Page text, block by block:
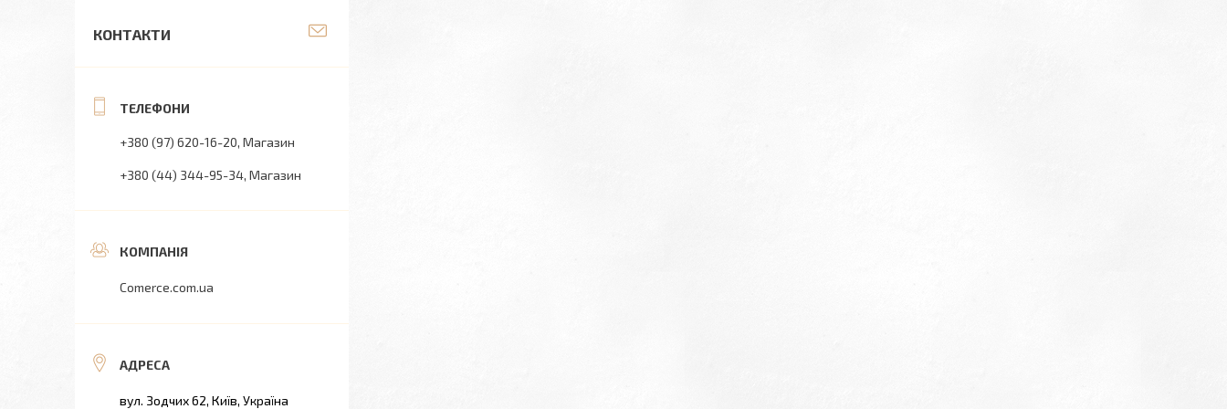
КОНТАКТИ
+380 (97) 620-16-20 Магазин
+380 (44) 344-95-34 Магазин
Comerce.com.ua
вул. Зодчих 62, Київ, Україна